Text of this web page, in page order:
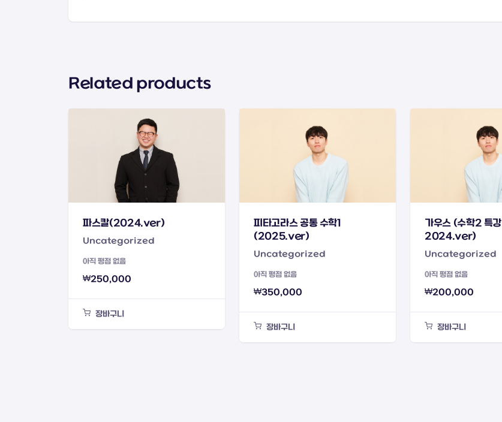
Related products
파스칼(2024.ver)
Uncategorized
아직 평점 없음
₩250,000
장바구니
피타고라스 공통 수학1
(2025.ver)
Uncategorized
아직 평점 없음
₩350,000
장바구니
가우스 (수학2 특강
2024.ver)
Uncategorized
아직 평점 없음
₩200,000
장바구니